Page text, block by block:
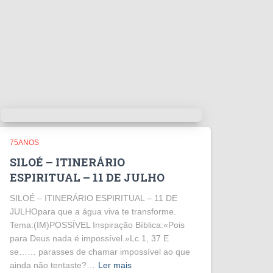
75ANOS
SILOÉ – ITINERÁRIO
ESPIRITUAL – 11 DE JULHO
SILOÉ – ITINERÁRIO ESPIRITUAL – 11 DE
JULHOpara que a água viva te transforme.
Tema:(IM)POSSÍVEL Inspiração Bíblica:«Pois
para Deus nada é impossível.»Lc 1, 37 E
se…… parasses de chamar impossível ao que
ainda não tentaste?…
Ler mais